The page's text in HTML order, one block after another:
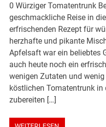
0 Würziger Tomatentrunk
geschmackliche Reise in
erfrischenden Rezept für
herzhafte und pikante
Apfelsaft war ein beliebtes
auch heute noch ein
wenigen Zutaten und
köstlichen Tomatentrunk in
zubereiten […]